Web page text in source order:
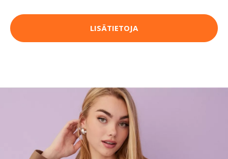
LISÄTIETOJA